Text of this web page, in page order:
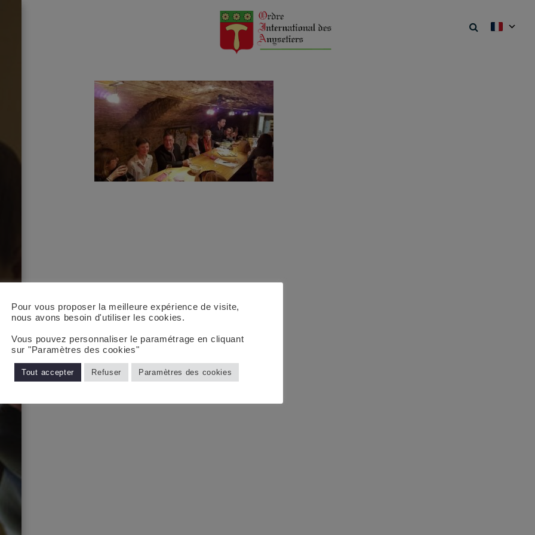
Pour vous proposer la meilleure expérience de visite,
nous avons besoin d'utiliser les cookies.
Vous pouvez personnaliser le paramétrage en cliquant
sur "Paramètres des cookies"
Tout accepter Refuser Paramètres des cookies